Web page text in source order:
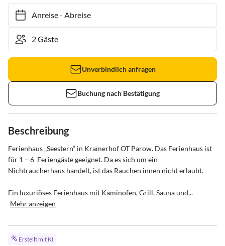
Anreise- Abreise
Unverbindlich anfragen
Buchung nach Bestätigung
Beschreibung
Ferienhaus „Seestern“ in Kramerhof OT Parow. Das Ferienhaus ist
für 1 – 6  Feriengäste geeignet. Da es sich um ein
Nichtraucherhaus handelt, ist das Rauchen innen nicht erlaubt.
Ein luxuriöses Ferienhaus mit Kaminofen, Grill, Sauna und...
Mehr anzeigen
Erstellt mit KI